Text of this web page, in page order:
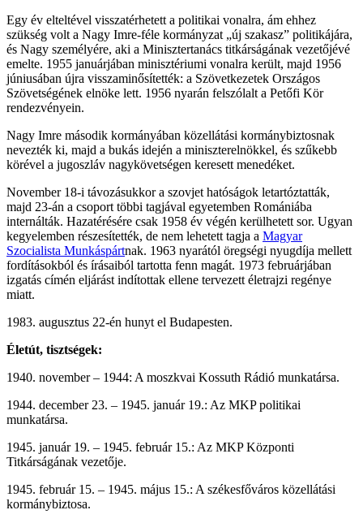
Egy év elteltével visszatérhetett a politikai vonalra, ám ehhez
szükség volt a Nagy Imre-féle kormányzat „új szakasz” politikájára,
és Nagy személyére, aki a Minisztertanács titkárságának vezetőjévé
emelte. 1955 januárjában minisztériumi vonalra került, majd 1956
júniusában újra visszaminősítették: a Szövetkezetek Országos
Szövetségének elnöke lett. 1956 nyarán felszólalt a Petőfi Kör
rendezvényein.
Nagy Imre második kormányában közellátási kormánybiztosnak
nevezték ki, majd a bukás idején a miniszterelnökkel, és szűkebb
körével a jugoszláv nagykövetségen keresett menedéket.
November 18-i távozásukkor a szovjet hatóságok letartóztatták,
majd 23-án a csoport többi tagjával egyetemben Romániába
internálták. Hazatérésére csak 1958 év végén kerülhetett sor. Ugyan
kegyelemben részesítették, de nem lehetett tagja a Magyar
Szocialista Munkáspártnak. 1963 nyarától öregségi nyugdíja mellett
fordításokból és írásaiból tartotta fenn magát. 1973 februárjában
izgatás címén eljárást indítottak ellene tervezett életrajzi regénye
miatt.
1983. augusztus 22-én hunyt el Budapesten.
Életút, tisztségek:
1940. november – 1944: A moszkvai Kossuth Rádió munkatársa.
1944. december 23. – 1945. január 19.: Az MKP politikai
munkatársa.
1945. január 19. – 1945. február 15.: Az MKP Központi
Titkárságának vezetője.
1945. február 15. – 1945. május 15.: A székesfőváros közellátási
kormánybiztosa.